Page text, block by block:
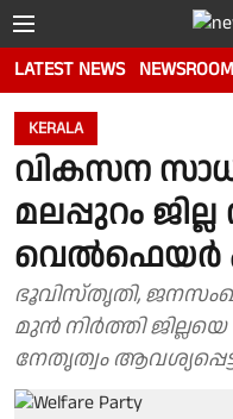
LATEST NEWS NEWSROOM
KERALA
വികസന
മലപ്പുറം
വെൽഫെയർ
ഭൂവിസ്തൃതി,
മുൻ നിർത്തി ജില്ലയെ
നേതൃത്വം